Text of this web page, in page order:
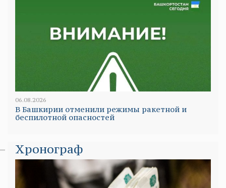
06.08.2026
В Башкирии отменили режимы ракетной и
беспилотной опасностей
Хронограф